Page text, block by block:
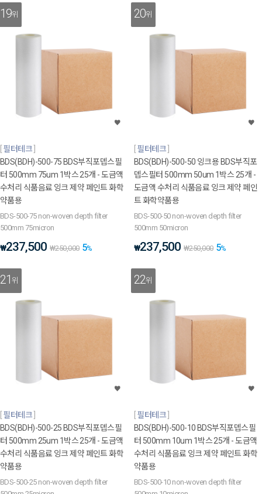
19위
필터테크
BDS(BDH)-500-75 BDS부직포뎁스필
터 500mm 75um 1박스 25개 - 도금액
수처리 식품음료 잉크 제약 페인트 화학
약품용
BDS-500-75 non-woven depth filter
500mm 75micron
₩237,500 ₩250,000 5%
20위
필터테크
BDS(BDH)-500-50 잉크용 BDS부직포
뎁스필터 500mm 50um 1박스 25개 -
도금액 수처리 식품음료 잉크 제약 페인
트 화학약품용
BDS-500-50 non-woven depth filter
500mm 50micron
₩237,500 ₩250,000 5%
21위
필터테크
BDS(BDH)-500-25 BDS부직포뎁스필
터 500mm 25um 1박스 25개 - 도금액
수처리 식품음료 잉크 제약 페인트 화학
약품용
BDS-500-25 non-woven depth filter
22위
필터테크
BDS(BDH)-500-10 BDS부직포뎁스필
터 500mm 10um 1박스 25개 - 도금액
수처리 식품음료 잉크 제약 페인트 화학
약품용
BDS-500-10 non-woven depth filter